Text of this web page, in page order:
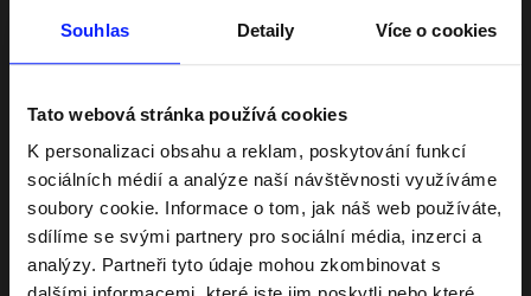
Souhlas Detaily Více o cookies
Tato webová stránka používá cookies
K personalizaci obsahu a reklam, poskytování funkcí
sociálních médií a analýze naší návštěvnosti využíváme
soubory cookie. Informace o tom, jak náš web používáte,
sdílíme se svými partnery pro sociální média, inzerci a
analýzy. Partneři tyto údaje mohou zkombinovat s